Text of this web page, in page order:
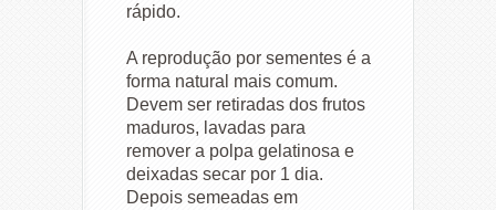
rápido.
A reprodução por sementes é a
forma natural mais comum.
Devem ser retiradas dos frutos
maduros, lavadas para
remover a polpa gelatinosa e
deixadas secar por 1 dia.
Depois semeadas em